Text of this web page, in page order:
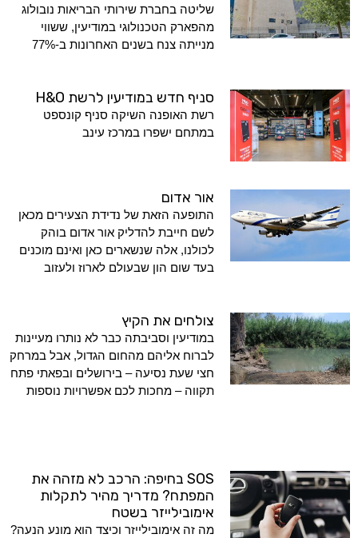
שליטה בחברת שירותי הבריאות נובולוג
מהפארק הטכנולוגי במודיעין, ששווי
מנייתה צנח בשנים האחרונות ב-77%
סניף חדש במודיעין לרשת H&O
רשת האופנה השיקה סניף קונספט
במתחם ישפרו במרכז עינב
אור אדום
התופעה הזאת של נדידת הצעירים מכאן
לשם חייבת להדליק אור אדום בוהק
לכולנו, אלה שנשארים כאן ואינם מוכנים
בעד שום הון שבעולם לארוז ולעזוב
צולחים את הקיץ
במודיעין וסביבתה כבר לא נותרו מעיינות
לברוח אליהם מהחום הגדול, אבל במרחק
חצי שעת נסיעה – בירושלים ובפאתי פתח
תקווה – מחכות לכם אפשרויות נוספות
SOS בחיפה: הרכב לא מזהה את
המפתח? מדריך מהיר לתקלות
אימובילייזר בשטח
מה זה אימובילייזר וכיצד הוא מונע הנעה?